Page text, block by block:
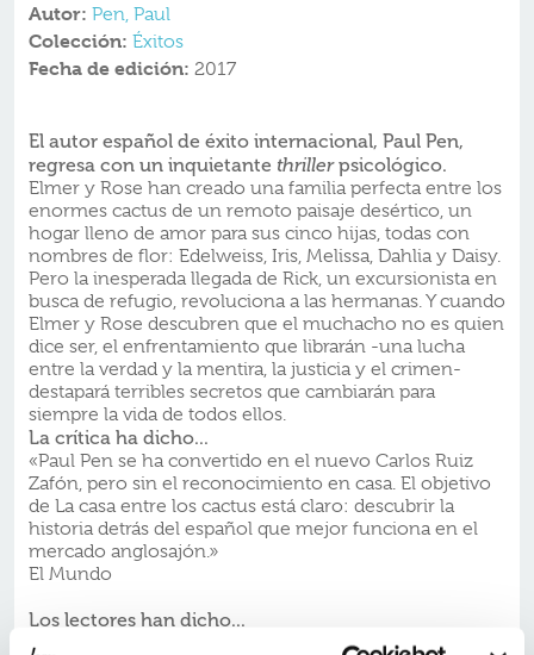
Autor: Pen, Paul
Colección: Éxitos
Fecha de edición: 2017
El autor español de éxito internacional, Paul Pen,
regresa con un inquietante thrillerpsicológico.
Elmer y Rose han creado una familia perfecta entre los
enormes cactus de un remoto paisaje desértico, un
hogar lleno de amor para sus cinco hijas, todas con
nombres de flor: Edelweiss, Iris, Melissa, Dahlia y Daisy.
Pero la inesperada llegada de Rick, un excursionista en
busca de refugio, revoluciona a las hermanas. Y cuando
Elmer y Rose descubren que el muchacho no es quien
dice ser, el enfrentamiento que librarán -una lucha
entre la verdad y la mentira, la justicia y el crimen-
destapará terribles secretos que cambiarán para
siempre la vida de todos ellos.
La crítica ha dicho...
«Paul Pen se ha convertido en el nuevo Carlos Ruiz
Zafón, pero sin el reconocimiento en casa. El objetivo
de La casa entre los cactus está claro: descubrir la
historia detrás del español que mejor funciona en el
mercado anglosajón.»
El Mundo
Los lectores han dicho...
«Unos episodios que nos van a dejar boquiabiertos, sin